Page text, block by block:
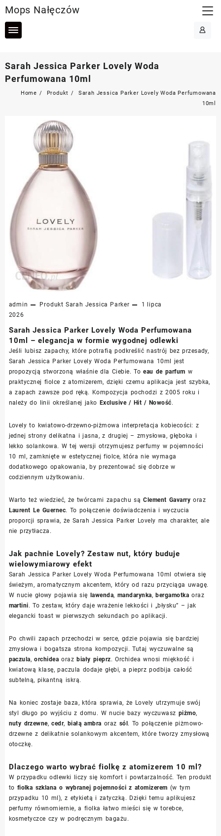
to
content
Mops Nałęczów
Sarah Jessica Parker Lovely Woda
Perfumowana 10ml
Home Produkt
Sarah Jessica Parker Lovely Woda Perfumowana
10ml
admin Produkt Sarah Jessica Parker
1 lipca
2026
Sarah Jessica Parker Lovely Woda Perfumowana
10ml – elegancja w formie wygodnej odlewki
Jeśli lubisz zapachy, które potrafią podkreślić nastrój bez przesady,
Sarah Jessica Parker Lovely Woda Perfumowana 10ml jest
propozycją stworzoną właśnie dla Ciebie. Toeau de parfum w
praktycznej fiolce z atomizerem, dzięki czemu aplikacja jest szybka,
a zapach zawsze pod ręką. Kompozycja pochodzi z 2005 roku i
należy do linii określanej jako Exclusive / Hit / Nowość.
Lovely to kwiatowo-drzewno-piżmowa interpretacja kobiecości: z
jednej strony delikatna i jasna, z drugiej – zmysłowa, głęboka i
lekko solankowa. W tej wersji otrzymujesz perfumy w pojemności
10 ml, zamknięte w estetycznej fiolce, która nie wymaga
dodatkowego opakowania, by prezentować się dobrze w
codziennym użytkowaniu.
Warto też wiedzieć, że twórcami zapachu sąClement Gavarry oraz
Laurent Le Guernec. To połączenie doświadczenia i wyczucia
proporcji sprawia, że Sarah Jessica Parker Lovely ma charakter, ale
nie przytłacza.
Jak pachnie Lovely? Zestaw nut, który buduje
wielowymiarowy efekt
Sarah Jessica Parker Lovely Woda Perfumowana 10ml otwiera się
świeżym, aromatycznym akcentem, który od razu przyciąga uwagę.
W nucie głowy pojawia się
lawenda, mandarynka, bergamotka oraz
martini. To zestaw, który daje wrażenie lekkości i „błysku” – jak
elegancki toast w pierwszych sekundach po aplikacji.
Po chwili zapach przechodzi w serce, gdzie pojawia się bardziej
zmysłowa i bogatsza strona kompozycji. Tutaj wyczuwalne są
paczula,orchidea oraz biały pieprz. Orchidea wnosi miękkość i
kwiatową klasę, paczula dodaje głębi, a pieprz podbija całość
subtelną, pikantną iskrą.
Na koniec zostaje baza, która sprawia, że Lovely utrzymuje swój
styl długo po wyjściu z domu. W nucie bazy wyczuwasz piżmo,
nuty drzewne,cedr, białą ambra oraz sól . To połączenie piżmowo-
drzewne z delikatnie solankowym akcentem, które tworzy zmysłową
otoczkę.
Dlaczego warto wybrać fiolkę z atomizerem 10 ml?
W przypadku odlewki liczy się komfort i powtarzalność. Ten produkt
to fiolka szklana o wybranej pojemności z atomizerem (w tym
przypadku 10 ml), z etykietą i zatyczką. Dzięki temu aplikujesz
perfumy równomiernie, a fiolka łatwo mieści się w torebce,
kosmetyczce czy w podręcznym bagażu.